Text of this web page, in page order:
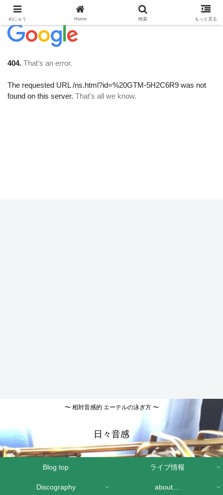
〜 相対音感的 エーテルの泳ぎ方 〜
日々音感
Blog top ライブ情報
Discography about…
めにゅう Home 検索 もっと見る